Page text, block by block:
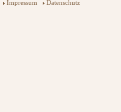
Impressum Datenschutz